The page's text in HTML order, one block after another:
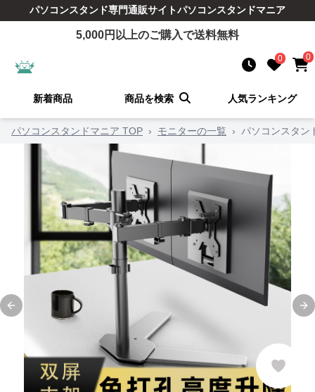
パソコンスタンド専門通販サイトパソコンスタンドマニア
5,000円以上のご購入で送料無料
0 0
新着商品 商品を検索 人気ランキング
パソコンスタンドマニア TOP › モニターの一覧 › パソコンスタン
Previous slide